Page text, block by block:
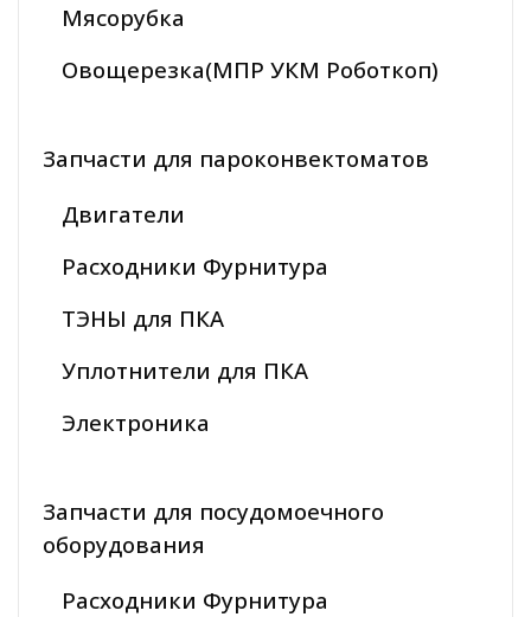
Мясорубка
Овощерезка(МПР УКМ Роботкоп)
Запчасти для пароконвектоматов
Двигатели
Расходники Фурнитура
ТЭНЫ для ПКА
Уплотнители для ПКА
Электроника
Запчасти для посудомоечного
оборудования
Расходники Фурнитура